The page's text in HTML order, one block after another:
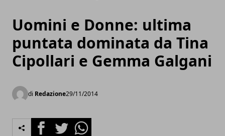
Uomini e Donne: ultima
puntata dominata da Tina
Cipollari e Gemma Galgani
di Redazione29/11/2014
FacebookTwitterWhatsapp